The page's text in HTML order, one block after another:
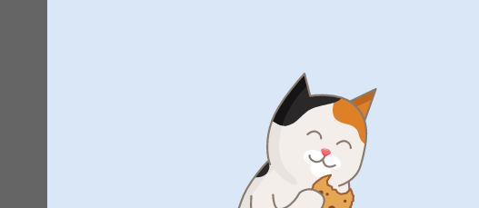
Suuret kiitokset 5 tähdestä ja palautteesta, arvostamme sitä
kukkaruukusta, toivottavasti myös äitisi ilahtuu/ilahtui siitä!
Kukkaruukku oli söpö ja kuvan laatu hyvä.